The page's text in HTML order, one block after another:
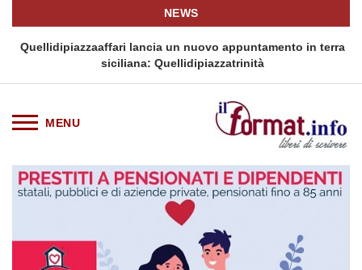
NEWS
Quellidipiazzaaffari lancia un nuovo appuntamento in terra
siciliana: Quellidipiazzatrinità